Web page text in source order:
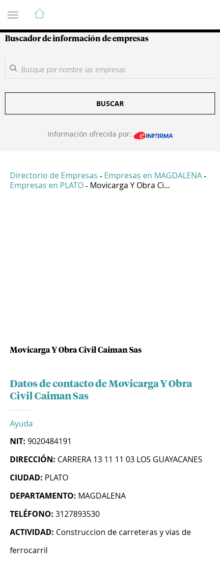
Guía de Empresas Colombianas
Buscador de información de empresas
BUSCAR
Información ofrecida por:
Directorio de Empresas - Empresas en MAGDALENA -
Empresas en PLATO - Movicarga Y Obra Ci...
Movicarga Y Obra Civil Caiman Sas
Datos de contacto de Movicarga Y Obra
Civil Caiman Sas
Ayuda
NIT: 9020484191
DIRECCIÓN: CARRERA 13 11 11 03 LOS GUAYACANES
CIUDAD: PLATO
DEPARTAMENTO: MAGDALENA
TELÉFONO: 3127893530
ACTIVIDAD: Construccion de carreteras y vias de
ferrocarril